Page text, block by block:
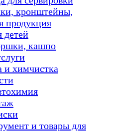
кронштейны,
продукция
детей
кашпо
и химчистка
и товары для